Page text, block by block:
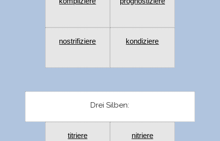
nostrifiziere kondiziere
Drei Silben:
titriere nitriere